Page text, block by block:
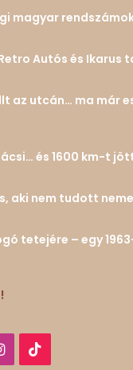
magyar
Autós és Ikarus
az utcán… ma már
és 1600 km-t
aki nem tudott
tetejére – egy
Instagram